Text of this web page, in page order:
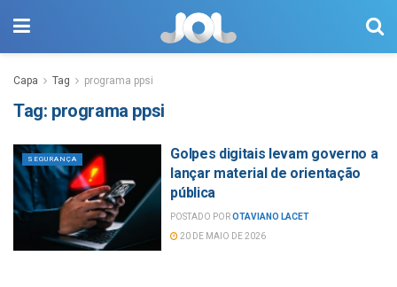
Capa Tag programa ppsi
Tag: programa ppsi
SEGURANÇA
Golpes digitais levam governo a
lançar material de orientação
pública
POSTADO POROTAVIANO LACET
20 DE MAIO DE 2026